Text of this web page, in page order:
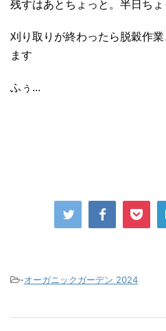
残すはあとちょっと。半日ち
刈り取りが終わったら脱穀作
ます
ふぅ...
-オーガニックガーデン 2024